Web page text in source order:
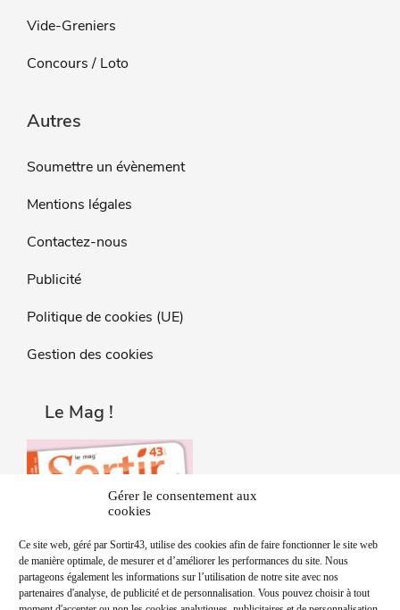
Gérer le consentement aux
cookies
Ce site web, géré par Sortir43, utilise des cookies afin de faire fonctionner le site web
de manière optimale, de mesurer et d’améliorer les performances du site. Nous
partageons également les informations sur l’utilisation de notre site avec nos
partenaires d'analyse, de publicité et de personnalisation. Vous pouvez choisir à tout
Vide-Greniers
Concours / Loto
Autres
Soumettre un évènement
Mentions légales
Contactez-nous
Publicité
Politique de cookies (UE)
Gestion des cookies
Le Mag !